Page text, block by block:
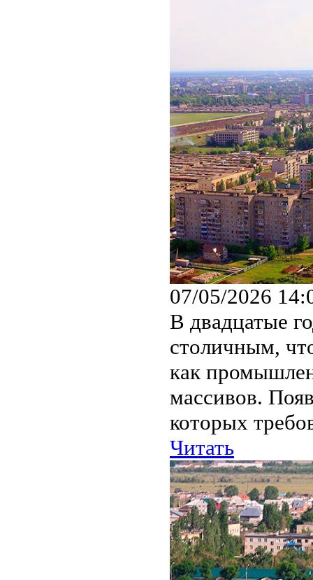
07/05/2026
В двадцатые
столичным,
как
массивов.
которых
Читать